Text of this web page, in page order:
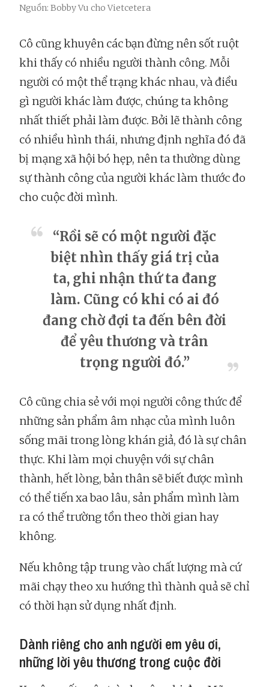
Nguồn: Bobby Vu cho Vietcetera
Cô cũng khuyên các bạn đừng nên sốt ruột
khi thấy có nhiều người thành công. Mỗi
người có một thể trạng khác nhau, và điều
gì người khác làm được, chúng ta không
nhất thiết phải làm được. Bởi lẽ thành công
có nhiều hình thái, nhưng định nghĩa đó đã
bị mạng xã hội bó hẹp, nên ta thường dùng
sự thành công của người khác làm thước đo
cho cuộc đời mình.
“Rồi sẽ có một người đặc
biệt nhìn thấy giá trị của
ta, ghi nhận thứ ta đang
làm. Cũng có khi có ai đó
đang chờ đợi ta đến bên đời
để yêu thương và trân
trọng người đó.”
Cô cũng chia sẻ với mọi người công thức để
những sản phẩm âm nhạc của mình luôn
sống mãi trong lòng khán giả, đó là sự chân
thực. Khi làm mọi chuyện với sự chân
thành, hết lòng, bản thân sẽ biết được mình
có thể tiến xa bao lâu, sản phẩm mình làm
ra có thể trường tồn theo thời gian hay
không.
Nếu không tập trung vào chất lượng mà cứ
mãi chạy theo xu hướng thì thành quả sẽ chỉ
có thời hạn sử dụng nhất định.
Dành riêng cho anh người em yêu ơi,
những lời yêu thương trong cuộc đời